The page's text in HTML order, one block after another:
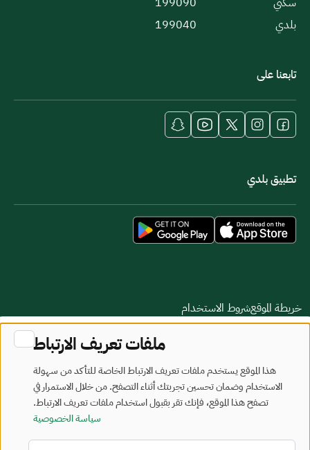
بلدي
199040
تابعنا على
تطبيق بلدي
خريطة الموقعشروط الاستخدام
جميع الحقوق محفوظة - وزارة البلديات والإسكان © 2026
تم تطويره وصيانته بواسطة وزارة البلديات والإسكان
آخر تحديث: 2026/08/06
ملفات تعريف الارتباط
هذا الموقع يستخدم ملفات تعريف الارتباط الخاصة للتأكد من سهولة
الاستخدام وضمان تحسين تجربتك أثناء التصفح. من خلال الاستمرار في
تصفح هذا الموقع، فإنك تقر بقبول استخدام ملفات تعريف الارتباط.
سياسة الخصوصية